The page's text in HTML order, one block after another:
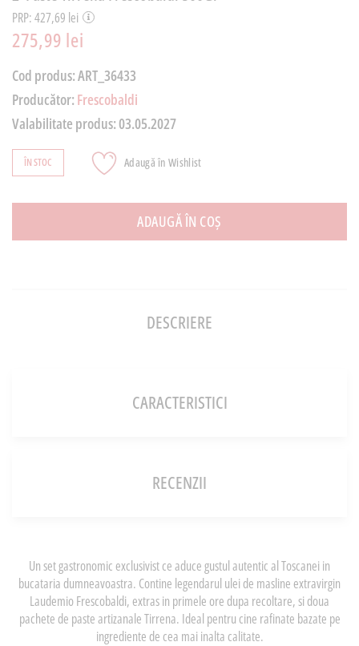
PRP: 427,69 lei
275,99 lei
Cod produs:ART_36433
Producător: Frescobaldi
Valabilitate produs: 03.05.2027
ÎN STOC Adaugă în Wishlist
ADAUGĂ ÎN COȘ
DESCRIERE
CARACTERISTICI
RECENZII
Un set gastronomic exclusivist ce aduce gustul autentic al Toscanei in
bucataria dumneavoastra. Contine legendarul ulei de masline extravirgin
Laudemio Frescobaldi, extras in primele ore dupa recoltare, si doua
pachete de paste artizanale Tirrena. Ideal pentru cine rafinate bazate pe
ingrediente de cea mai inalta calitate.